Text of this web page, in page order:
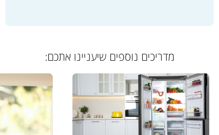
מדריכים נוספים שיעניינו אתכם: